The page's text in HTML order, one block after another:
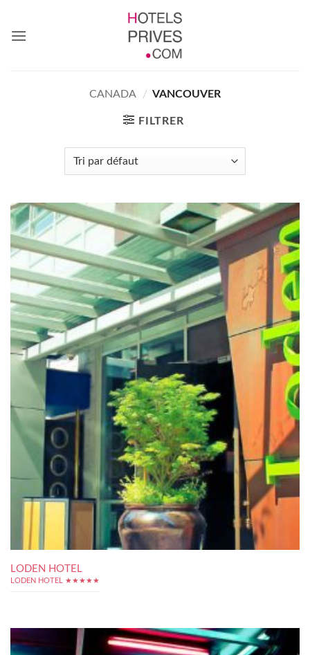
contenu
CANADA / VANCOUVER
FILTRER
LODEN HOTEL
LODEN HOTEL ★★★★★